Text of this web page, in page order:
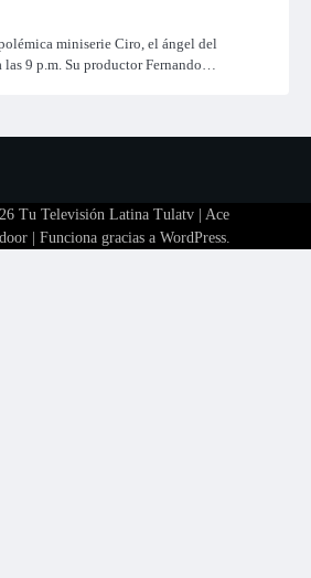
miniserie Ciro, el ángel del
9 p.m. Su productor Fernando…
Tu Televisión Latina Tulatv| Ace
| Funciona gracias a WordPress